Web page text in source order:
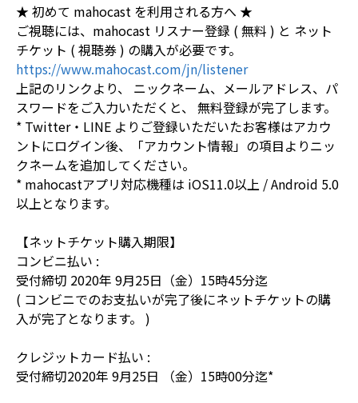
★ 初めて mahocast を利用される方へ ★
ご視聴には、mahocast リスナー登録 ( 無料 ) と ネット
チケット ( 視聴券 ) の購入が必要です。
https://www.mahocast.com/jn/listener
上記のリンクより、 ニックネーム、メールアドレス、パ
スワードをご入力いただくと、 無料登録が完了します。
* Twitter・LINE よりご登録いただいたお客様はアカウ
ントにログイン後、「アカウント情報」の項目よりニッ
クネームを追加してください。
* mahocastアプリ対応機種は iOS11.0以上 / Android 5.0
以上となります。
【ネットチケット購入期限】
コンビニ払い :
受付締切 2020年 9月25日（金）15時45分迄
( コンビニでのお支払いが完了後にネットチケットの購
入が完了となります。 )
クレジットカード払い :
受付締切2020年 9月25日 （金）15時00分迄*